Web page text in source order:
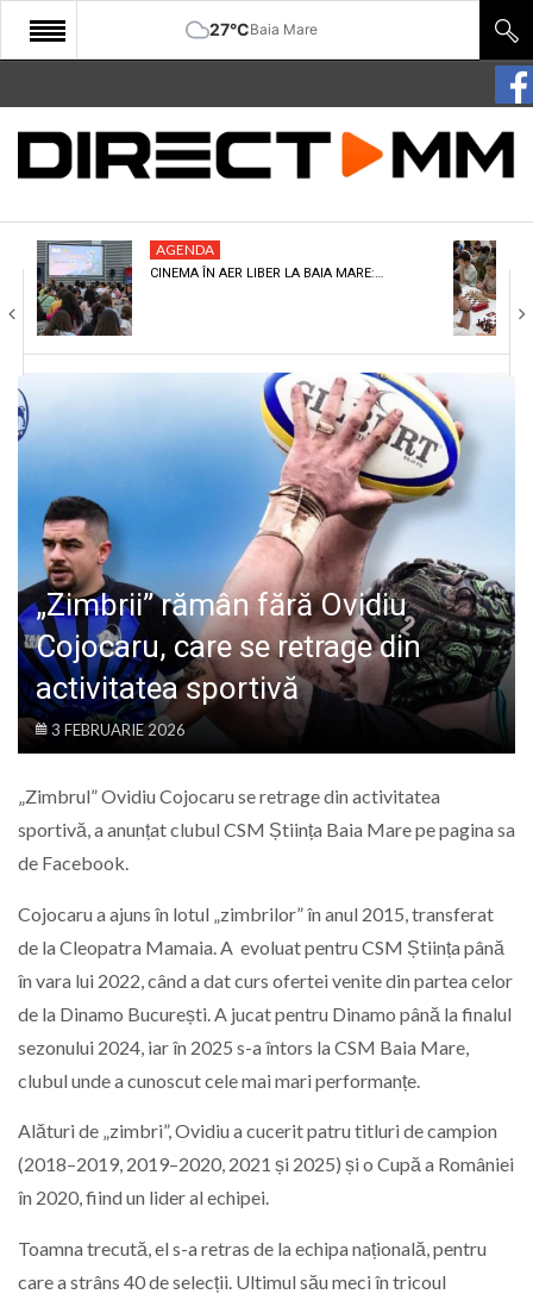
27°CBaia Mare
START
COMUNITATE
CULTURA
ECONOMIE
SANATATE
POLITIC
LIFE
AGENDA
CINEMA ÎN AER LIBER LA BAIA MARE:…
„Zimbrii” rămân fără Ovidiu
Cojocaru, care se retrage din
activitatea sportivă
3 FEBRUARIE 2026
„Zimbrul” Ovidiu Cojocaru se retrage din activitatea
sportivă, a anunțat clubul CSM Știința Baia Mare pe pagina sa
de Facebook.
Cojocaru a ajuns în lotul „zimbrilor” în anul 2015, transferat
de la Cleopatra Mamaia. A evoluat pentru CSM Știința până
în vara lui 2022, când a dat curs ofertei venite din partea celor
de la Dinamo București. A jucat pentru Dinamo până la finalul
sezonului 2024, iar în 2025 s-a întors la CSM Baia Mare,
clubul unde a cunoscut cele mai mari performanțe.
Alături de „zimbri”, Ovidiu a cucerit patru titluri de campion
(2018–2019, 2019–2020, 2021 și 2025) și o Cupă a României
în 2020, fiind un lider al echipei.
Toamna trecută, el s-a retras de la echipa națională, pentru
care a strâns 40 de selecții. Ultimul său meci în tricoul